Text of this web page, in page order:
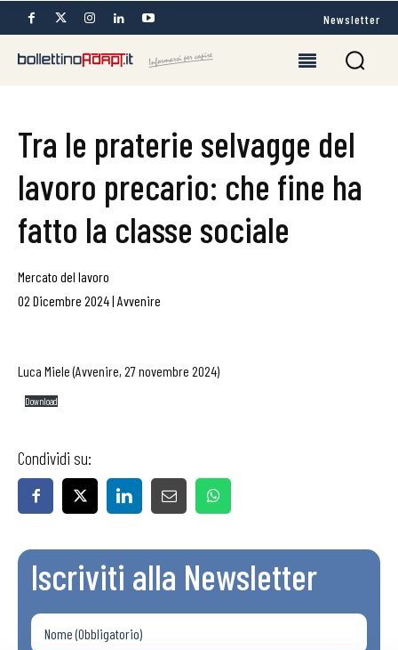
Newsletter
Tra le praterie selvagge del
lavoro precario: che fine ha
fatto la classe sociale
Mercato del lavoro
02 Dicembre 2024| Avvenire
Luca Miele (Avvenire, 27 novembre 2024)
Download
Condividi su:
Iscriviti alla Newsletter